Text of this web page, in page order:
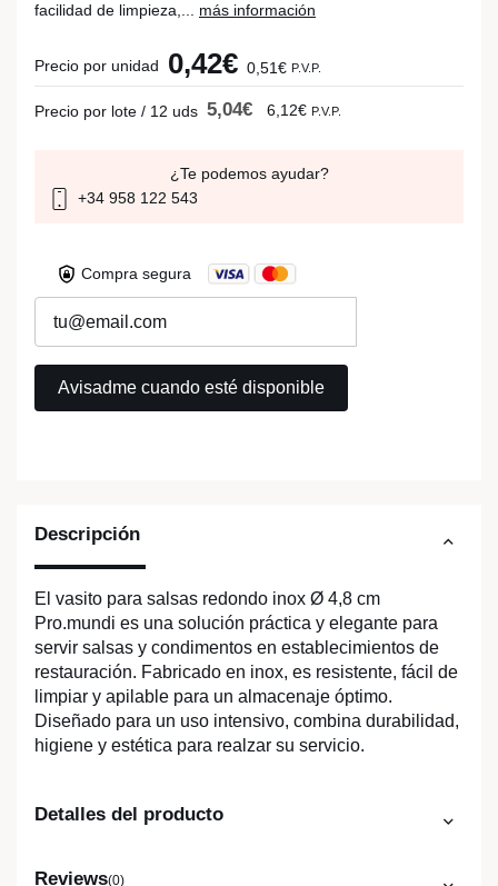
Descripción
El vasito para salsas redondo inox Ø 4,8 cm
Pro.mundi es una solución práctica y elegante para
servir salsas y condimentos en establecimientos de
restauración. Fabricado en inox, es resistente, fácil de
limpiar y apilable para un almacenaje óptimo.
Diseñado para un uso intensivo, combina durabilidad,
higiene y estética para realzar su servicio.
Detalles del producto
Reviews(0)
facilidad de limpieza,... más información
Precio por unidad 0,42€ 0,51€ P.V.P.
Precio por lote / 12 uds 5,04€ 6,12€ P.V.P.
¿Te podemos ayudar?
+34 958 122 543
Compra segura